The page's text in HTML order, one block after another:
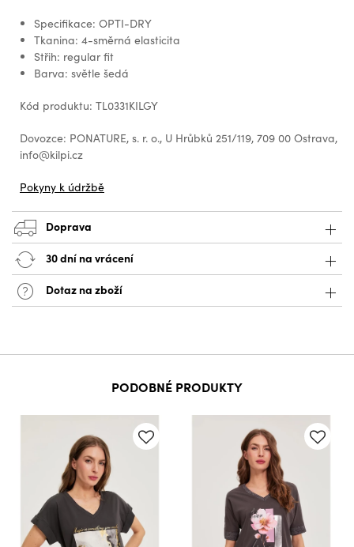
Specifikace: OPTI-DRY
Tkanina: 4-směrná elasticita
Střih: regular fit
Barva: světle šedá
Kód produktu: TL0331KILGY
Dovozce: PONATURE, s. r. o., U Hrůbků 251/119, 709 00 Ostrava,
info@kilpi.cz
Pokyny k údržbě
Doprava
30 dní na vrácení
Dotaz na zboží
PODOBNÉ PRODUKTY